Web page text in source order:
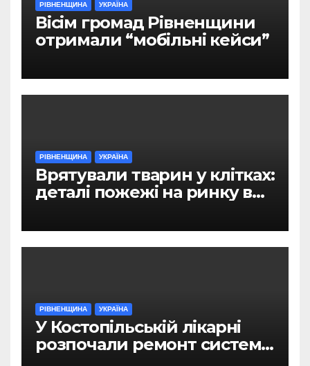
РІВНЕНЩИНА УКРАЇНА
Вісім громад Рівненщини
отримали “мобільні кейси”
РІВНЕНЩИНА УКРАЇНА
Врятували тварин у клітках:
деталі пожежі на ринку в
РІВНЕНЩИНА УКРАЇНА
У Костопільській лікарні
розпочали ремонт системи